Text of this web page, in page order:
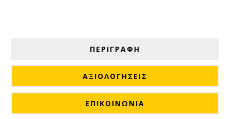
ΠΕΡΙΓΡΑΦΗ
ΑΞΙΟΛΟΓΉΣΕΙΣ
ΕΠΙΚΟΙΝΩΝΙΑ